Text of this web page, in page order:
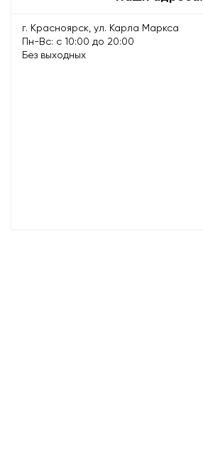
г. Красноярск, ул. Карла Маркса
Пн-Вс: с 10:00 до 20:00
Без выходных